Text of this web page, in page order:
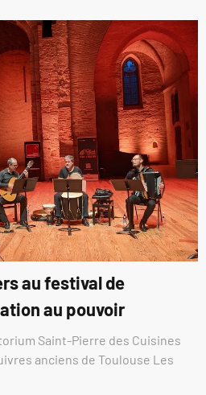
au festival de
au pouvoir
Saint-Pierre des Cuisines
anciens de Toulouse Les